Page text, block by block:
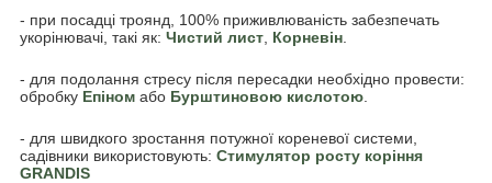
- при посадці троянд, 100% приживлюваність забезпечать
укорінювачі, такі як: Чистий лист Корневін
- для подолання стресу після пересадки необхідно провести:
обробку Епіном або Бурштиновою кислотою
- для швидкого зростання потужної кореневої системи,
садівники використовують: Стимулятор росту коріння
GRANDIS